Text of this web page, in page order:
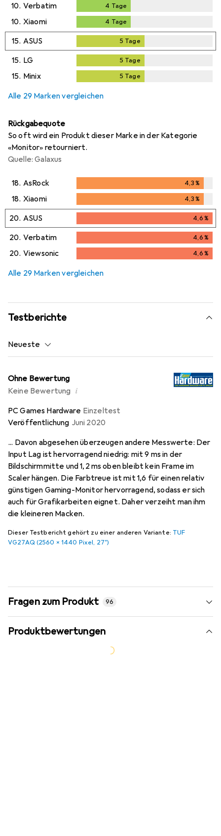
10. Verbatim 4 Tage
10. Xiaomi 4 Tage
15. ASUS 5 Tage
15. LG 5 Tage
15. Minix 5 Tage
Alle 29 Marken vergleichen
Rückgabequote
So oft wird ein Produkt dieser Marke in der Kategorie
«Monitor» retourniert.
Quelle: Galaxus
18. AsRock 4,3%
4,3%
18. Xiaomi 4,3%
4,3%
20. ASUS 4,6%
4,6%
20. Verbatim 4,6%
4,6%
20. Viewsonic 4,6%
Alle 29 Marken vergleichen
Testberichte
Neueste
Ohne Bewertung
Keine Bewertung i
PC Games Hardware Einzeltest
Veröffentlichung Juni 2020
... Davon abgesehen überzeugen andere Messwerte: Der
Input Lag ist hervorragend niedrig: mit 9 ms in der
Bildschirmmitte und 1,2 ms oben bleibt kein Frame im
Scaler hängen. Die Farbtreue ist mit 1,6 für einen relativ
günstigen Gaming-Monitor hervorragend, sodass er sich
auch für Grafikarbeiten eignet. Daher verzeiht man ihm
die kleineren Macken.
Dieser Testbericht gehört zu einer anderen Variante: TUF
VG27AQ (2560 x 1440 Pixel, 27")
Fragen zum Produkt 96
Produktbewertungen